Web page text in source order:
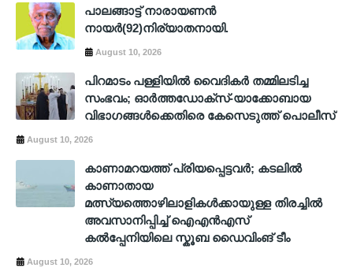
പാലങ്ങാട്ട് നാരായണന്‍
നായര്‍(92)നിര്യാതനായി.
August 10, 2026
പിറമാടം പള്ളിയില്‍ വൈദികര്‍ തമ്മിലടിച്ച
സംഭവം; ഓര്‍ത്തഡോക്സ്-യാക്കോബായ
വിഭാഗങ്ങള്‍ക്കെതിരെ കേസെടുത്ത് പൊലീസ്
August 10, 2026
കാണാമറയത്ത് പ്രിയപ്പെട്ടവർ; കടലിൽ
കാണാതായ
മത്സ്യത്തൊഴിലാളികൾക്കായുള്ള തിരച്ചിൽ
അവസാനിപ്പിച്ച് ഐഎൻഎസ്
കൽപ്പേനിയിലെ സ്കൂബ ഡൈവിംങ് ടീം
August 10, 2026